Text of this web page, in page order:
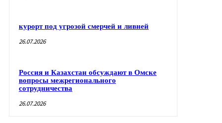
курорт под угрозой смерчей и ливней
26.07.2026
Россия и Казахстан обсуждают в Омске
вопросы межрегионального
сотрудничества
26.07.2026